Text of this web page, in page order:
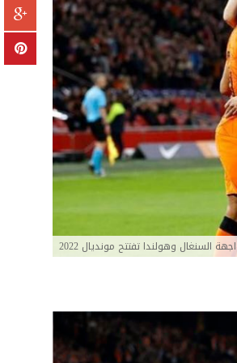
السنغال وهولندا تفتتح مونديال 2022